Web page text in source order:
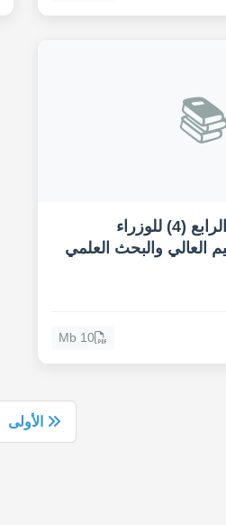
كتاب وقائع المؤتمر الرابع (4) للوزراء
العالي والبحث العلمي
10 Mb
الأولى